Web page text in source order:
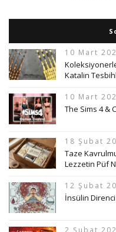
10 Mart
Katalin
10 Mart
The Sims 4 &
18 Şubat
Taze
Lezzetin Püf
12 Şubat
İnsülin
2 Şubat